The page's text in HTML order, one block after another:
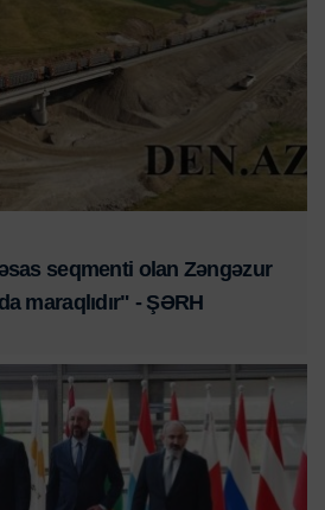
seqmenti olan Zəngəzur
maraqlıdır" - ŞƏRH